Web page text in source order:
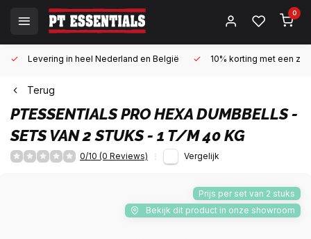
0
Levering in heel Nederland en België 10% korting met een
Terug
PTESSENTIALSPRO HEXA DUMBBELLS -
SETS VAN 2 STUKS - 1 T/M 40 KG
0/10 (0 Reviews) Vergelijk
Prijs per set van 2 stuks
Bekijk dit product in onze showroom